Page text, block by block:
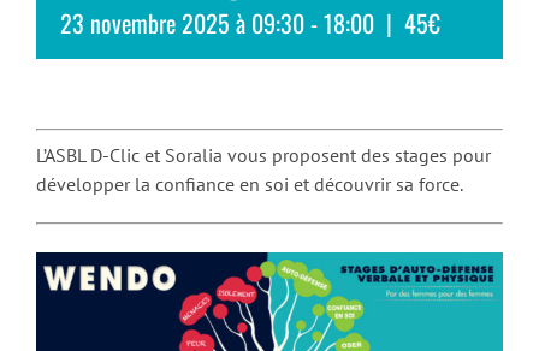
23 novembre 2025 à 09:30-18:00 | 45€
L’ASBL D-Clic et Soralia vous proposent des stages pour
développer la confiance en soi et découvrir sa force.